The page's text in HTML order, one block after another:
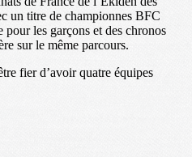
un titre de championnes BFC
les garçons et des chronos
sur le même parcours.
fier d’avoir quatre équipes